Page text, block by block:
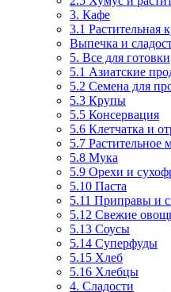
3. Кафе
3.1 Растительная
Выпечка и
5. Все для готовки
5.1 Азиатские
5.2 Семена для
5.3 Крупы
5.5 Консервация
5.6 Клетчатка и
5.7 Растительное
5.8 Мука
5.9 Орехи и
5.10 Паста
5.11 Приправы и
5.12 Свежие
5.13 Соусы
5.14 Суперфуды
5.15 Хлеб
5.16 Хлебцы
4. Сладости